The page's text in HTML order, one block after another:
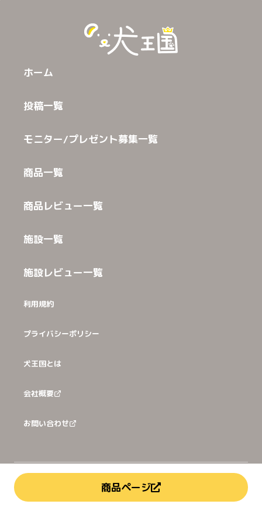
商品ページ
ホーム
投稿一覧
モニター/プレゼント募集一覧
商品一覧
商品レビュー一覧
施設一覧
施設レビュー一覧
利用規約
プライバシーポリシー
犬王国とは
会社概要
お問い合わせ
2026犬猫王国株式会社